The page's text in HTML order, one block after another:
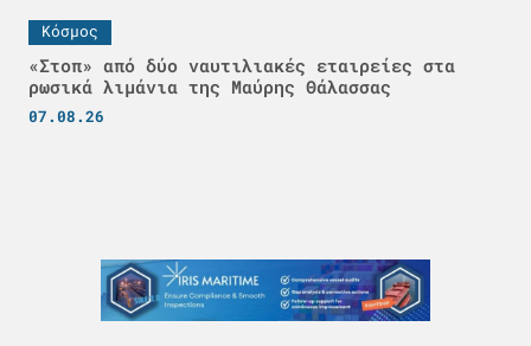
Κόσμος
«Στοπ» από δύο ναυτιλιακές εταιρείες στα
ρωσικά λιμάνια της Μαύρης Θάλασσας
07.08.26